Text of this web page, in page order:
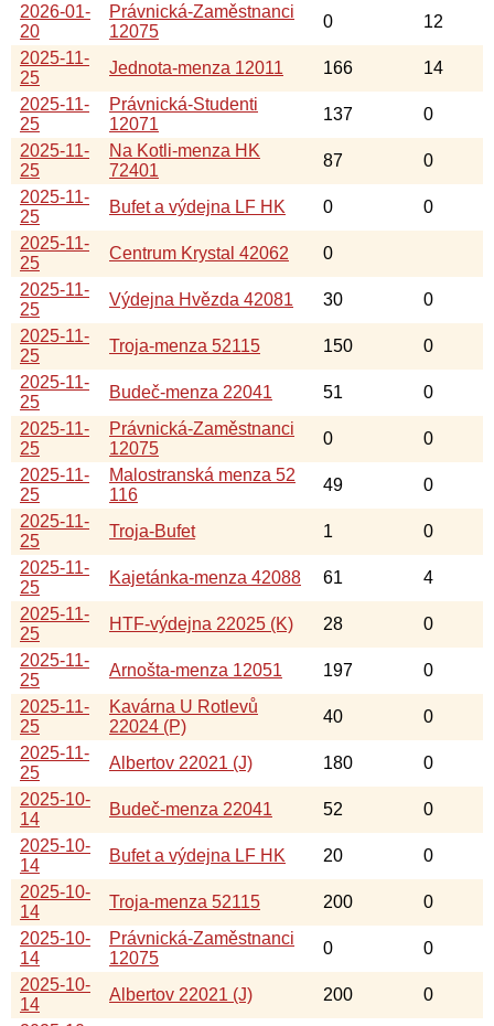
2026-01-
20
Právnická-Zaměstnanci
12075
0
12
2025-11-
25
Jednota-menza 12011 166
14
2025-11-
25
Právnická-Studenti
12071
137
0
2025-11-
25
Na Kotli-menza HK
72401
87
0
2025-11-
25
Bufet a výdejna LF HK 0
0
2025-11-
25
Centrum Krystal 42062
0
2025-11-
25
Výdejna Hvězda 42081 30
0
2025-11-
25
Troja-menza 52115 150
0
2025-11-
25
Budeč-menza 22041 51
0
2025-11-
25
Právnická-Zaměstnanci
12075
0
0
2025-11-
25
Malostranská menza 52
116
49
0
2025-11-
25
Troja-Bufet 1
0
2025-11-
25
Kajetánka-menza 42088 61
4
2025-11-
25
HTF-výdejna 22025 (K) 28
0
2025-11-
25
Arnošta-menza 12051 197
0
2025-11-
25
Kavárna U Rotlevů
22024 (P)
40
0
2025-11-
25
Albertov 22021 (J) 180
0
2025-10-
14
Budeč-menza 22041 52
0
2025-10-
14
Bufet a výdejna LF HK 20
0
2025-10-
14
Troja-menza 52115 200
0
2025-10-
14
Právnická-Zaměstnanci
12075
0
0
2025-10-
14
Albertov 22021 (J) 200
0